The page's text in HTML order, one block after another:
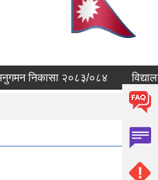
निकासा २०८३/०८४